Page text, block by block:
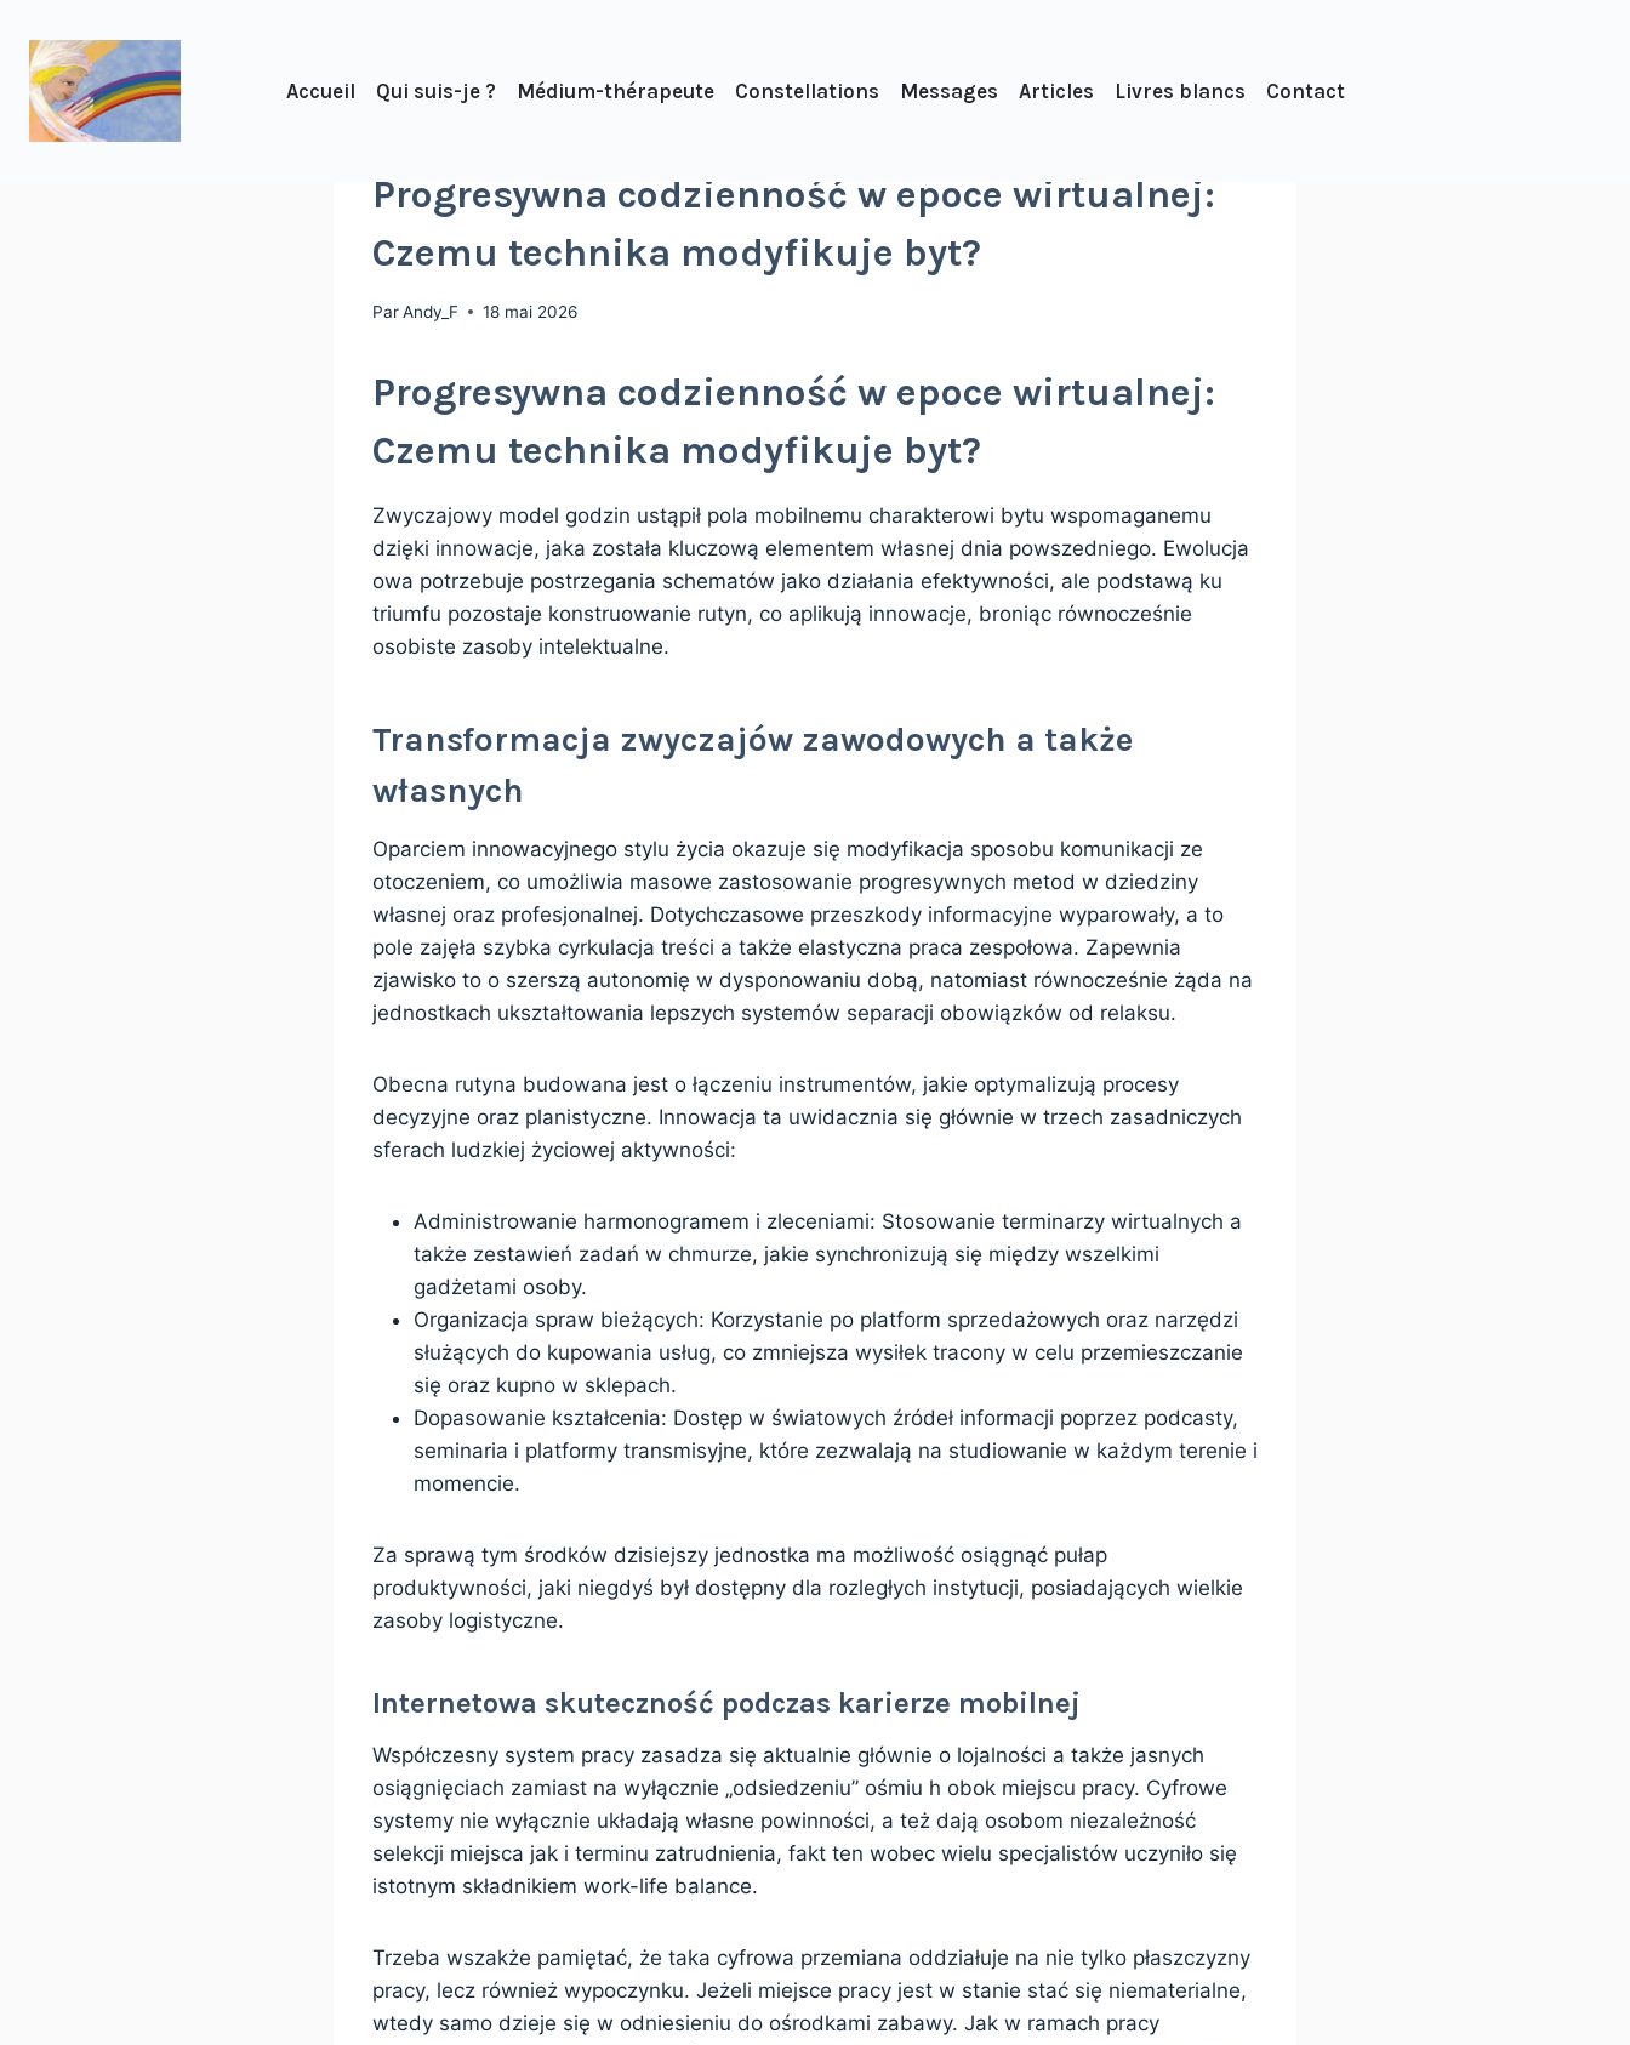
Accueil Qui suis-je ? Médium-thérapeute Constellations Messages Articles Livres blancs Contact
Progresywna codzienność w epoce wirtualnej:
Czemu technika modyfikuje byt?
ParAndy_F 18 mai 2026
Progresywna codzienność w epoce wirtualnej:
Czemu technika modyfikuje byt?
Zwyczajowy model godzin ustąpił pola mobilnemu charakterowi bytu wspomaganemu
dzięki innowacje, jaka została kluczową elementem własnej dnia powszedniego. Ewolucja
owa potrzebuje postrzegania schematów jako działania efektywności, ale podstawą ku
triumfu pozostaje konstruowanie rutyn, co aplikują innowacje, broniąc równocześnie
osobiste zasoby intelektualne.
Transformacja zwyczajów zawodowych a także
własnych
Oparciem innowacyjnego stylu życia okazuje się modyfikacja sposobu komunikacji ze
otoczeniem, co umożliwia masowe zastosowanie progresywnych metod w dziedziny
własnej oraz profesjonalnej. Dotychczasowe przeszkody informacyjne wyparowały, a to
pole zajęła szybka cyrkulacja treści a także elastyczna praca zespołowa. Zapewnia
zjawisko to o szerszą autonomię w dysponowaniu dobą, natomiast równocześnie żąda na
jednostkach ukształtowania lepszych systemów separacji obowiązków od relaksu.
Obecna rutyna budowana jest o łączeniu instrumentów, jakie optymalizują procesy
decyzyjne oraz planistyczne. Innowacja ta uwidacznia się głównie w trzech zasadniczych
sferach ludzkiej życiowej aktywności:
Administrowanie harmonogramem i zleceniami: Stosowanie terminarzy wirtualnych a
także zestawień zadań w chmurze, jakie synchronizują się między wszelkimi
gadżetami osoby.
Organizacja spraw bieżących: Korzystanie po platform sprzedażowych oraz narzędzi
służących do kupowania usług, co zmniejsza wysiłek tracony w celu przemieszczanie
się oraz kupno w sklepach.
Dopasowanie kształcenia: Dostęp w światowych źródeł informacji poprzez podcasty,
seminaria i platformy transmisyjne, które zezwalają na studiowanie w każdym terenie i
momencie.
Za sprawą tym środków dzisiejszy jednostka ma możliwość osiągnąć pułap
produktywności, jaki niegdyś był dostępny dla rozległych instytucji, posiadających wielkie
zasoby logistyczne.
Internetowa skuteczność podczas karierze mobilnej
Współczesny system pracy zasadza się aktualnie głównie o lojalności a także jasnych
osiągnięciach zamiast na wyłącznie „odsiedzeniu” ośmiu h obok miejscu pracy. Cyfrowe
systemy nie wyłącznie układają własne powinności, a też dają osobom niezależność
selekcji miejsca jak i terminu zatrudnienia, fakt ten wobec wielu specjalistów uczyniło się
istotnym składnikiem work-life balance.
Trzeba wszakże pamiętać, że taka cyfrowa przemiana oddziałuje na nie tylko płaszczyzny
pracy, lecz również wypoczynku. Jeżeli miejsce pracy jest w stanie stać się niematerialne,
wtedy samo dzieje się w odniesieniu do ośrodkami zabawy. Jak w ramach pracy